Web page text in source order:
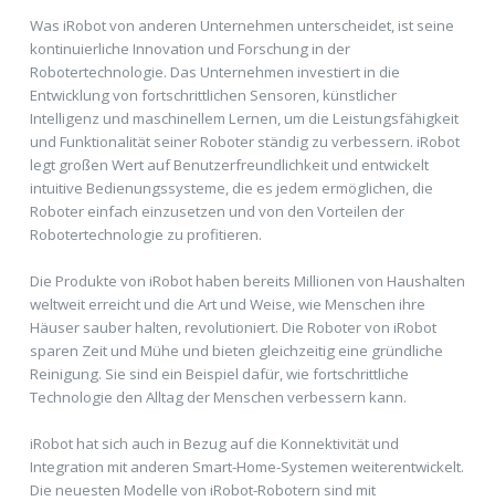
Was iRobot von anderen Unternehmen unterscheidet, ist seine
kontinuierliche Innovation und Forschung in der
Robotertechnologie. Das Unternehmen investiert in die
Entwicklung von fortschrittlichen Sensoren, künstlicher
Intelligenz und maschinellem Lernen, um die Leistungsfähigkeit
und Funktionalität seiner Roboter ständig zu verbessern. iRobot
legt großen Wert auf Benutzerfreundlichkeit und entwickelt
intuitive Bedienungssysteme, die es jedem ermöglichen, die
Roboter einfach einzusetzen und von den Vorteilen der
Robotertechnologie zu profitieren.
Die Produkte von iRobot haben bereits Millionen von Haushalten
weltweit erreicht und die Art und Weise, wie Menschen ihre
Häuser sauber halten, revolutioniert. Die Roboter von iRobot
sparen Zeit und Mühe und bieten gleichzeitig eine gründliche
Reinigung. Sie sind ein Beispiel dafür, wie fortschrittliche
Technologie den Alltag der Menschen verbessern kann.
iRobot hat sich auch in Bezug auf die Konnektivität und
Integration mit anderen Smart-Home-Systemen weiterentwickelt.
Die neuesten Modelle von iRobot-Robotern sind mit